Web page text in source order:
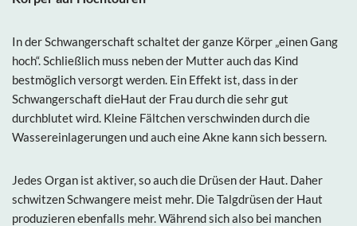
In der Schwangerschaft schaltet der ganze Körper „einen Gang
hoch“. Schließlich muss neben der Mutter auch das Kind
bestmöglich versorgt werden. Ein Effekt ist, dass in der
Schwangerschaft dieHaut der Frau durch die sehr gut
durchblutet wird. Kleine Fältchen verschwinden durch die
Wassereinlagerungen und auch eine Akne kann sich bessern.
Jedes Organ ist aktiver, so auch die Drüsen der Haut. Daher
schwitzen Schwangere meist mehr. Die Talgdrüsen der Haut
produzieren ebenfalls mehr. Während sich also bei manchen